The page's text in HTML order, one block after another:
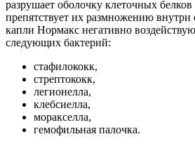
разрушает оболочку клеточных
препятствует их размножению
капли Нормакс негативно
следующих бактерий:
стафилококк,
стрептококк,
легионелла,
клебсиелла,
моракселла,
гемофильная палочка.